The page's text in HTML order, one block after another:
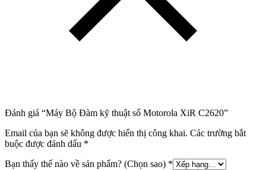
Đánh giá “Máy Bộ Đàm kỹ thuật số Motorola XiR C2620”
Email của bạn sẽ không được hiển thị công khai. Các trường bắt
buộc được đánh dấu *
Bạn thấy thế nào về sản phẩm? (Chọn sao) *